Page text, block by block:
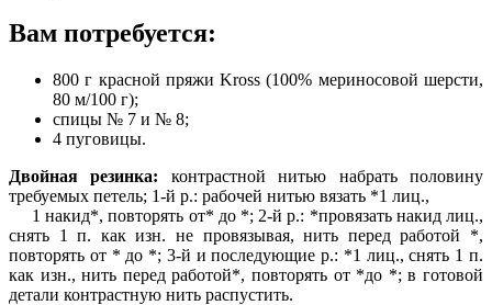
Вам потребуется:
800 г красной пряжи Kross (100% мериносовой шерсти,
80 м/100 г);
спицы № 7 и № 8;
4 пуговицы.
Двойная резинка: контрастной нитью набрать половину
требуемых петель; 1-й р.:рабочей нитью вязать *1 лиц.,
1 накид*, повторять от* до *; 2-й р.: *провязать накид лиц.,
снять 1 п. как изн. не провязывая, нить перед работой *,
повторять от * до *; 3-й и последующие р.: *1 лиц., снять 1 п.
как изн., нить перед работой*, повторять от *до *; в готовой
детали контрастную нить распустить.